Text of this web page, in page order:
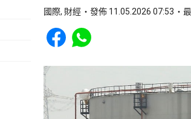
國際, 財經 發佈 11.05.2026 07:53
Share to Facebook
Share to WhatsApp